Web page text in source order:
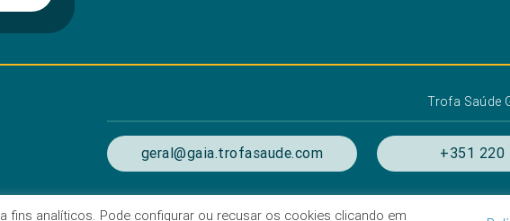
Trofa Saúde
geral@gaia.trofasaude.com +351 220
fins analíticos. Pode configurar ou recusar os cookies clicando em